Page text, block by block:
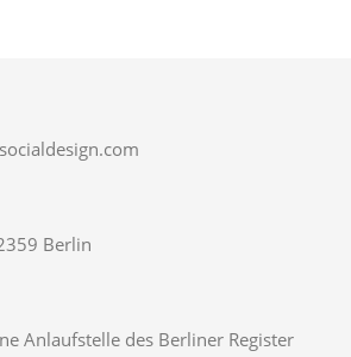
Berlin
Anlaufstelle des Berliner Register